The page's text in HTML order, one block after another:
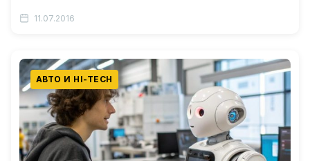
11.07.2016
АВТО И HI-TECH